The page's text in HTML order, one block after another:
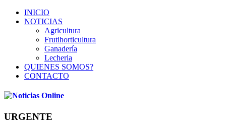
INICIO
NOTICIAS
Agricultura
Frutihorticultura
Ganadería
Lecheria
QUIENES SOMOS?
CONTACTO
URGENTE